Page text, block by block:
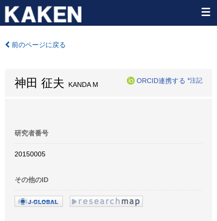
前のページに戻る
神田 征夫 KANDA M
ORCID連携する *注記
研究者番号
20150005
その他のID